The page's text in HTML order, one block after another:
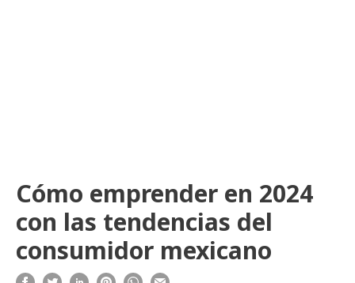
Cómo emprender en 2024
con las tendencias del
consumidor mexicano